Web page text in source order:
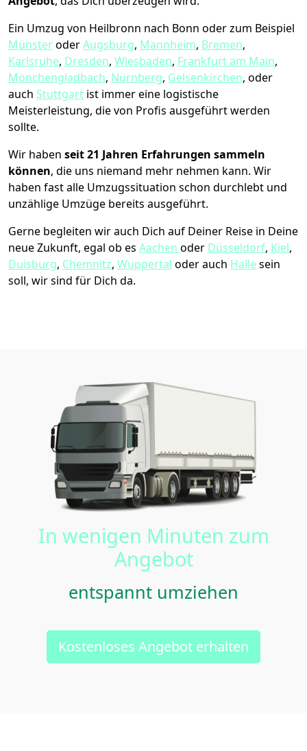
Ein Umzug von Heilbronn nach Bonn oder zum Beispiel
MünsteroderAugsburg, Mannheim, Bremen,
Karlsruhe, Dresden, Wiesbaden, Frankfurt am Main,
Mönchen­gladbach, Nürnberg, Gelsenkirchen, oder
auch Stuttgart ist immer eine logistische
Meisterleistung, die von Profis ausgeführt werden
sollte.
Wir haben seit21 Jahren Erfahrungen sammeln
können, die uns niemand mehr nehmen kann. Wir
haben fast alle Umzugssituation schon durchlebt und
unzählige Umzüge bereits ausgeführt.
Gerne begleiten wir auch Dich auf Deiner Reise in Deine
neue Zukunft, egal ob es Aachen oder Düsseldorf, Kiel,
Duisburg, Chemnitz, Wuppertal oder auch Hallesein
soll, wir sind für Dich da.
In wenigen Minuten zum
Angebot
entspannt umziehen
Kostenloses Angebot erhalten